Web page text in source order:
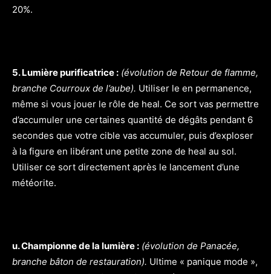
20%.
5. Lumière purificatrice : (évolution de Retour de flamme,
branche Courroux de l’aube). Utiliser le en permanence,
même si vous jouer le rôle de heal. Ce sort vas permettre
d’accumuler une certaines quantité de dégâts pendant 6
secondes que votre cible vas accumuler, puis d’exploser
à la figure en libérant une petite zone de heal au sol.
Utiliser ce sort directement après le lancement d’une
météorite.
u. Championne de la lumière : (évolution de Panacée,
branche bâton de restauration). Ultime « panique mode »,